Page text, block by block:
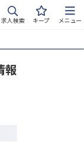
求人検索 キープ メニュー
報